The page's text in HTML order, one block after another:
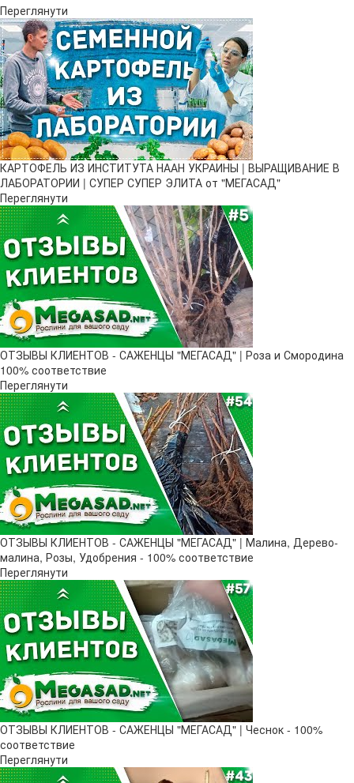
Переглянути
КАРТОФЕЛЬ ИЗ ИНСТИТУТА НААН УКРАИНЫ | ВЫРАЩИВАНИЕ В
ЛАБОРАТОРИИ | СУПЕР СУПЕР ЭЛИТА от "МЕГАСАД"
Переглянути
ОТЗЫВЫ КЛИЕНТОВ - САЖЕНЦЫ "МЕГАСАД" | Роза и Смородина
100% соответствие
Переглянути
ОТЗЫВЫ КЛИЕНТОВ - САЖЕНЦЫ "МЕГАСАД" | Малина, Дерево-
малина, Розы, Удобрения - 100% соответствие
Переглянути
ОТЗЫВЫ КЛИЕНТОВ - САЖЕНЦЫ "МЕГАСАД" | Чеснок - 100%
соответствие
Переглянути